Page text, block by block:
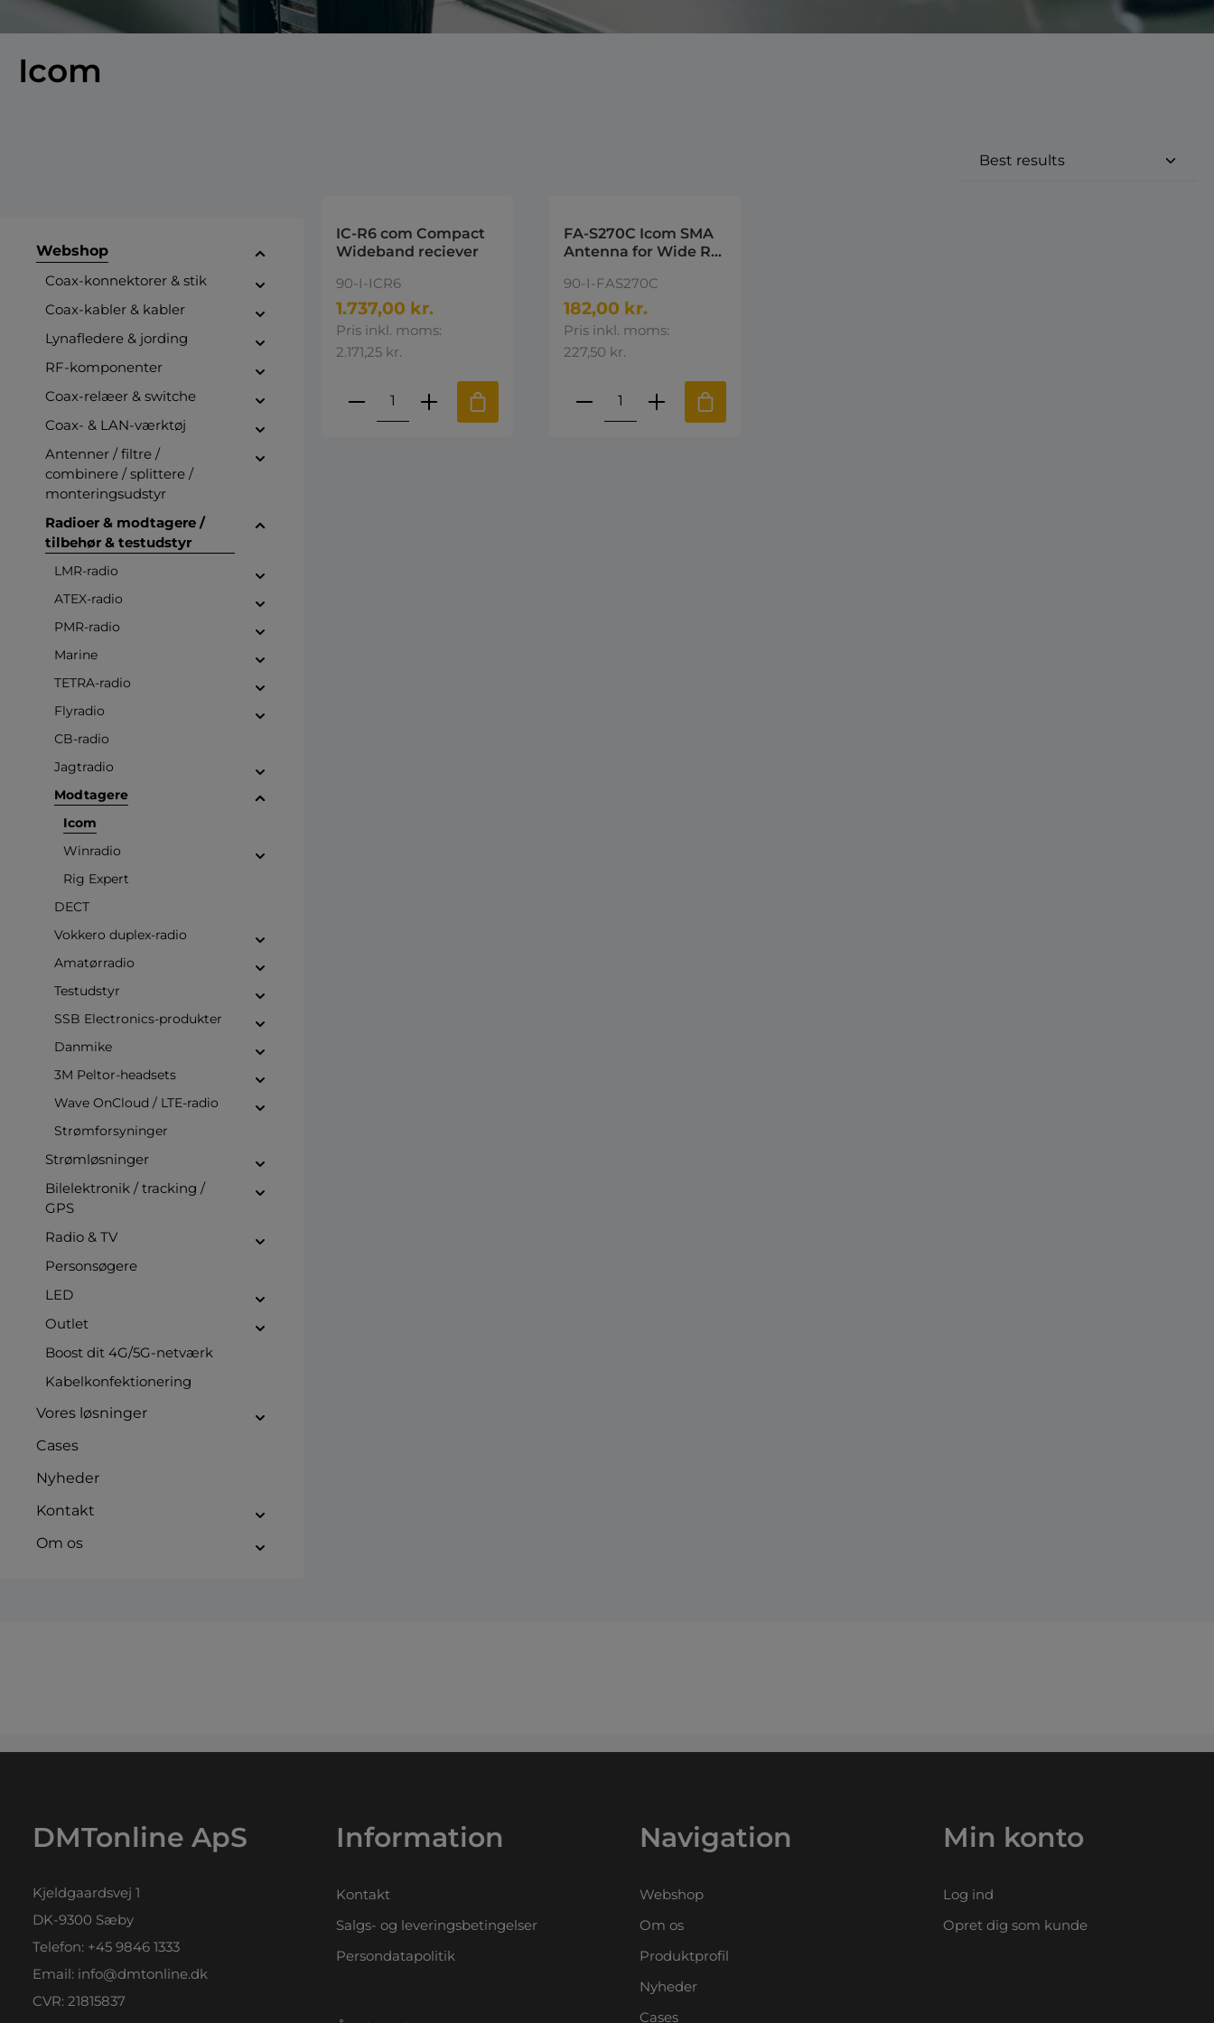
Icom
Webshop
Coax-konnektorer & stik
Coax-kabler & kabler
Lynafledere & jording
RF-komponenter
Coax-relæer & switche
Coax- & LAN-værktøj
Antenner / filtre /
combinere / splittere /
monteringsudstyr
Radioer & modtagere /
tilbehør & testudstyr
LMR-radio
ATEX-radio
PMR-radio
Marine
TETRA-radio
Flyradio
CB-radio
Jagtradio
Modtagere
Icom
Winradio
Rig Expert
DECT
Vokkero duplex-radio
Amatørradio
Testudstyr
SSB Electronics-produkter
Danmike
3M Peltor-headsets
Wave OnCloud / LTE-radio
Strømforsyninger
Strømløsninger
Bilelektronik / tracking /
GPS
Radio & TV
Personsøgere
LED
Outlet
Boost dit 4G/5G-netværk
Kabelkonfektionering
Vores løsninger
Cases
Nyheder
Kontakt
Om os
IC-R6 com Compact
Wideband reciever
90-I-ICR6
1.737,00 kr.
Pris inkl. moms:
2.171,25 kr.
Produktmængde: Indtast den ønskede mængde eller brug knapperne til at øge
FA-S270C Icom SMA
Antenna for Wide RX
MHz
Q7E/R2/R5/R6/RX7/E
92/E91
90-I-FAS270C
182,00 kr.
Pris inkl. moms:
227,50 kr.
Produktmængde: Indtast den ønskede mængde eller
DMTonline ApS
Kjeldgaardsvej 1
DK-9300 Sæby
Telefon: +45 9846 1333
Email: info@dmtonline.dk
CVR: 21815837
Information
Kontakt
Salgs- og leveringsbetingelser
Persondatapolitik
Navigation
Webshop
Om os
Produktprofil
Nyheder
Cases
Min konto
Log ind
Opret dig som kunde